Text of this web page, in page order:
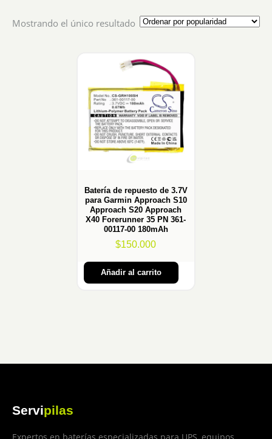
Mostrando el único resultado
Batería de repuesto de 3.7V
para Garmin Approach S10
Approach S20 Approach
X40 Forerunner 35 PN 361-
00117-00 180mAh
$150.000
Añadir al carrito
Servipilas
Expertos en baterías especializadas para UPS, equipos